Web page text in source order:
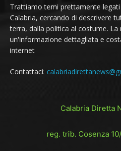
Trattiamo temi prettamente
Calabria, cercando di descrivere
terra, dalla politica al costume.
un'informazione dettagliata e
internet
Contattaci:
Calabria Diretta
reg. trib. Cosenza